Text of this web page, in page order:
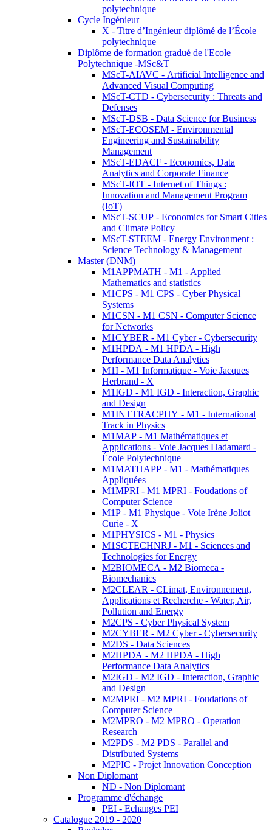
polytechnique
Cycle Ingénieur
X - Titre d’Ingénieur diplômé de l’École
polytechnique
Diplôme de formation gradué de l'Ecole
Polytechnique -MSc&T
MScT-AIAVC - Artificial Intelligence and
Advanced Visual Computing
MScT-CTD - Cybersecurity : Threats and
Defenses
MScT-DSB - Data Science for Business
MScT-ECOSEM - Environmental
Engineering and Sustainability
Management
MScT-EDACF - Economics, Data
Analytics and Corporate Finance
MScT-IOT - Internet of Things :
Innovation and Management Program
(IoT)
MScT-SCUP - Economics for Smart Cities
and Climate Policy
MScT-STEEM - Energy Environment :
Science Technology & Management
Master (DNM)
M1APPMATH - M1 - Applied
Mathematics and statistics
M1CPS - M1 CPS - Cyber Physical
Systems
M1CSN - M1 CSN - Computer Science
for Networks
M1CYBER - M1 Cyber - Cybersecurity
M1HPDA - M1 HPDA - High
Performance Data Analytics
M1I - M1 Informatique - Voie Jacques
Herbrand - X
M1IGD - M1 IGD - Interaction, Graphic
and Design
M1INTTRACPHY - M1 - International
Track in Physics
M1MAP - M1 Mathématiques et
Applications - Voie Jacques Hadamard -
École Polytechnique
M1MATHAPP - M1 - Mathématiques
Appliquées
M1MPRI - M1 MPRI - Foudations of
Computer Science
M1P - M1 Physique - Voie Irène Joliot
Curie - X
M1PHYSICS - M1 - Physics
M1SCTECHNRJ - M1 - Sciences and
Technologies for Energy
M2BIOMECA - M2 Biomeca -
Biomechanics
M2CLEAR - CLimat, Environnement,
Applications et Recherche - Water, Air,
Pollution and Energy
M2CPS - Cyber Physical System
M2CYBER - M2 Cyber - Cybersecurity
M2DS - Data Sciences
M2HPDA - M2 HPDA - High
Performance Data Analytics
M2IGD - M2 IGD - Interaction, Graphic
and Design
M2MPRI - M2 MPRI - Foudations of
Computer Science
M2MPRO - M2 MPRO - Operation
Research
M2PDS - M2 PDS - Parallel and
Distributed Systems
M2PIC - Projet Innovation Conception
Non Diplomant
ND - Non Diplomant
Programme d'échange
PEI - Echanges PEI
Catalogue 2019 - 2020